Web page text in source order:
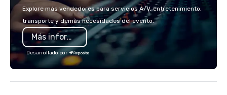
Newsweek, Infosys, Credit Industriel
et Commercial, Meta, Warner Bros.
Discovery, Asana, plus others you're
definitely familiar with. "You mingle
with the staff so seamlessly. Everyone
loves interacting with you and being
part of the magic." -- Mary G., Chief
Explore más vendedores para servicios A/V, entretenimiento,
transporte y demás necesidades del evento.
Más información
Desarrollado por